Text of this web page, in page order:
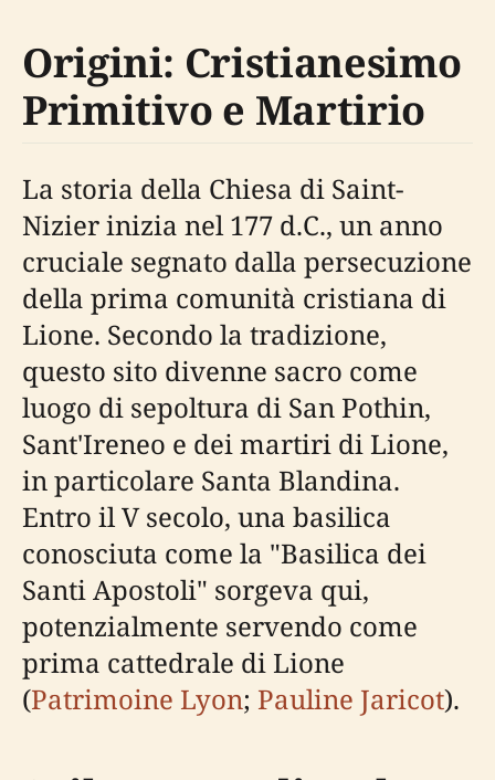
Origini: Cristianesimo
Primitivo e Martirio
La storia della Chiesa di Saint-
Nizier inizia nel 177 d.C., un anno
cruciale segnato dalla persecuzione
della prima comunità cristiana di
Lione. Secondo la tradizione,
questo sito divenne sacro come
luogo di sepoltura di San Pothin,
Sant'Ireneo e dei martiri di Lione,
in particolare Santa Blandina.
Entro il V secolo, una basilica
conosciuta come la "Basilica dei
Santi Apostoli" sorgeva qui,
potenzialmente servendo come
prima cattedrale di Lione
(Patrimoine Lyon; Pauline Jaricot).